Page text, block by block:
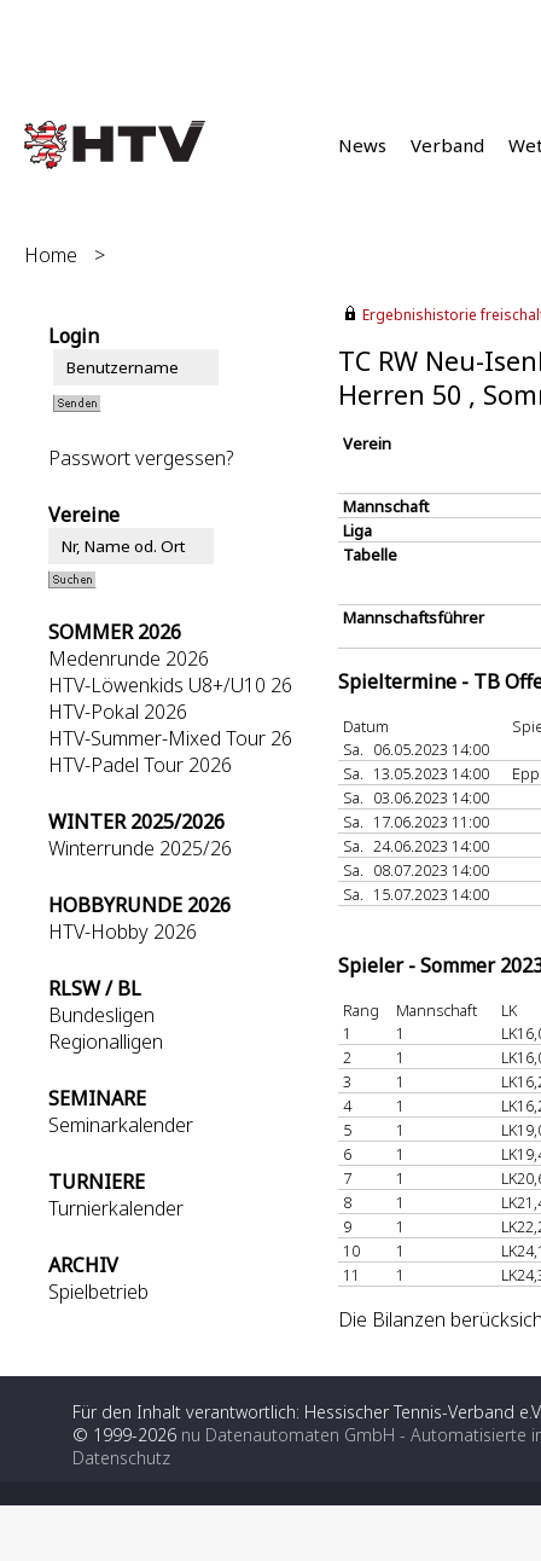
News Verband
Home >
Login
Passwort vergessen?
Vereine
SOMMER 2026
Medenrunde 2026
HTV-Löwenkids U8+/U10 26
HTV-Pokal 2026
HTV-Summer-Mixed Tour 26
HTV-Padel Tour 2026
WINTER 2025/2026
Winterrunde 2025/26
HOBBYRUNDE 2026
HTV-Hobby 2026
RLSW / BL
Bundesligen
Regionalligen
SEMINARE
Seminarkalender
TURNIERE
Turnierkalender
ARCHIV
Spielbetrieb
Ergebnishistorie
TC RW Neu-
Herren 50 ,
Verein
Mannschaft
Liga
Tabelle
Mannschaftsführer
Spieltermine - TB
Datum
Sa. 06.05.2023 14:00
Sa. 13.05.2023 14:00
Sa. 03.06.2023 14:00
Sa. 17.06.2023 11:00
Sa. 24.06.2023 14:00
Sa. 08.07.2023 14:00
Sa. 15.07.2023 14:00
Spieler - Sommer
Rang Mannschaft
LK
1
1
2
1
3
1
4
1
5
1
6
1
7
1
8
1
9
1
10
1
11
1
Die Bilanzen
Für den Inhalt verantwortlich: Hessischer Tennis-Verband
© 1999-2026 nu Datenautomaten GmbH - Automatisierte
Datenschutz